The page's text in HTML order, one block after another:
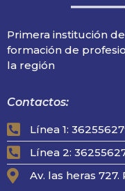
Primera institución
formación de
la región
Contactos:
Línea 1:
Línea 2:
Av. las heras 727.